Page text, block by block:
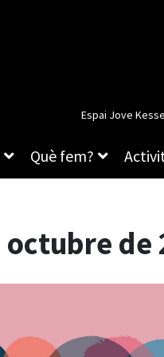
Espai Jove Kesse
Què fem?
octubre de